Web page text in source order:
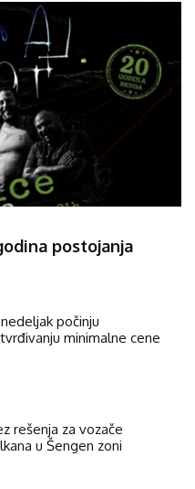
postojanja
počinju
minimalne cene
rešenja za vozače
u Šengen zoni